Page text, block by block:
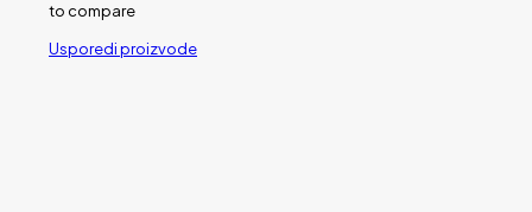
to compare
Usporedi proizvode